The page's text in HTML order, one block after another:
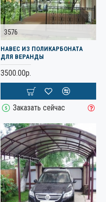
3576
НАВЕС ИЗ ПОЛИКАРБОНАТА
ДЛЯ ВЕРАНДЫ
3500.00р.
Заказать сейчас